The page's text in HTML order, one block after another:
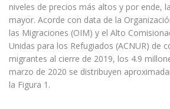
niveles de precios más altos y por ende,
mayor. Acorde con data de la
las Migraciones (OIM) y el Alto
Unidas para los Refugiados (ACNUR) de
migrantes al cierre de 2019, los 4.9
marzo de 2020 se distribuyen
la Figura 1.